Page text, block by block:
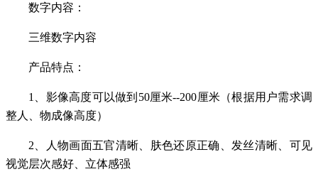
数字内容：
三维数字内容
产品特点：
1、影像高度可以做到50厘米--200厘米（根据用户需求调
整人、物成像高度）
2、人物画面五官清晰、肤色还原正确、发丝清晰、可见
视觉层次感好、立体感强